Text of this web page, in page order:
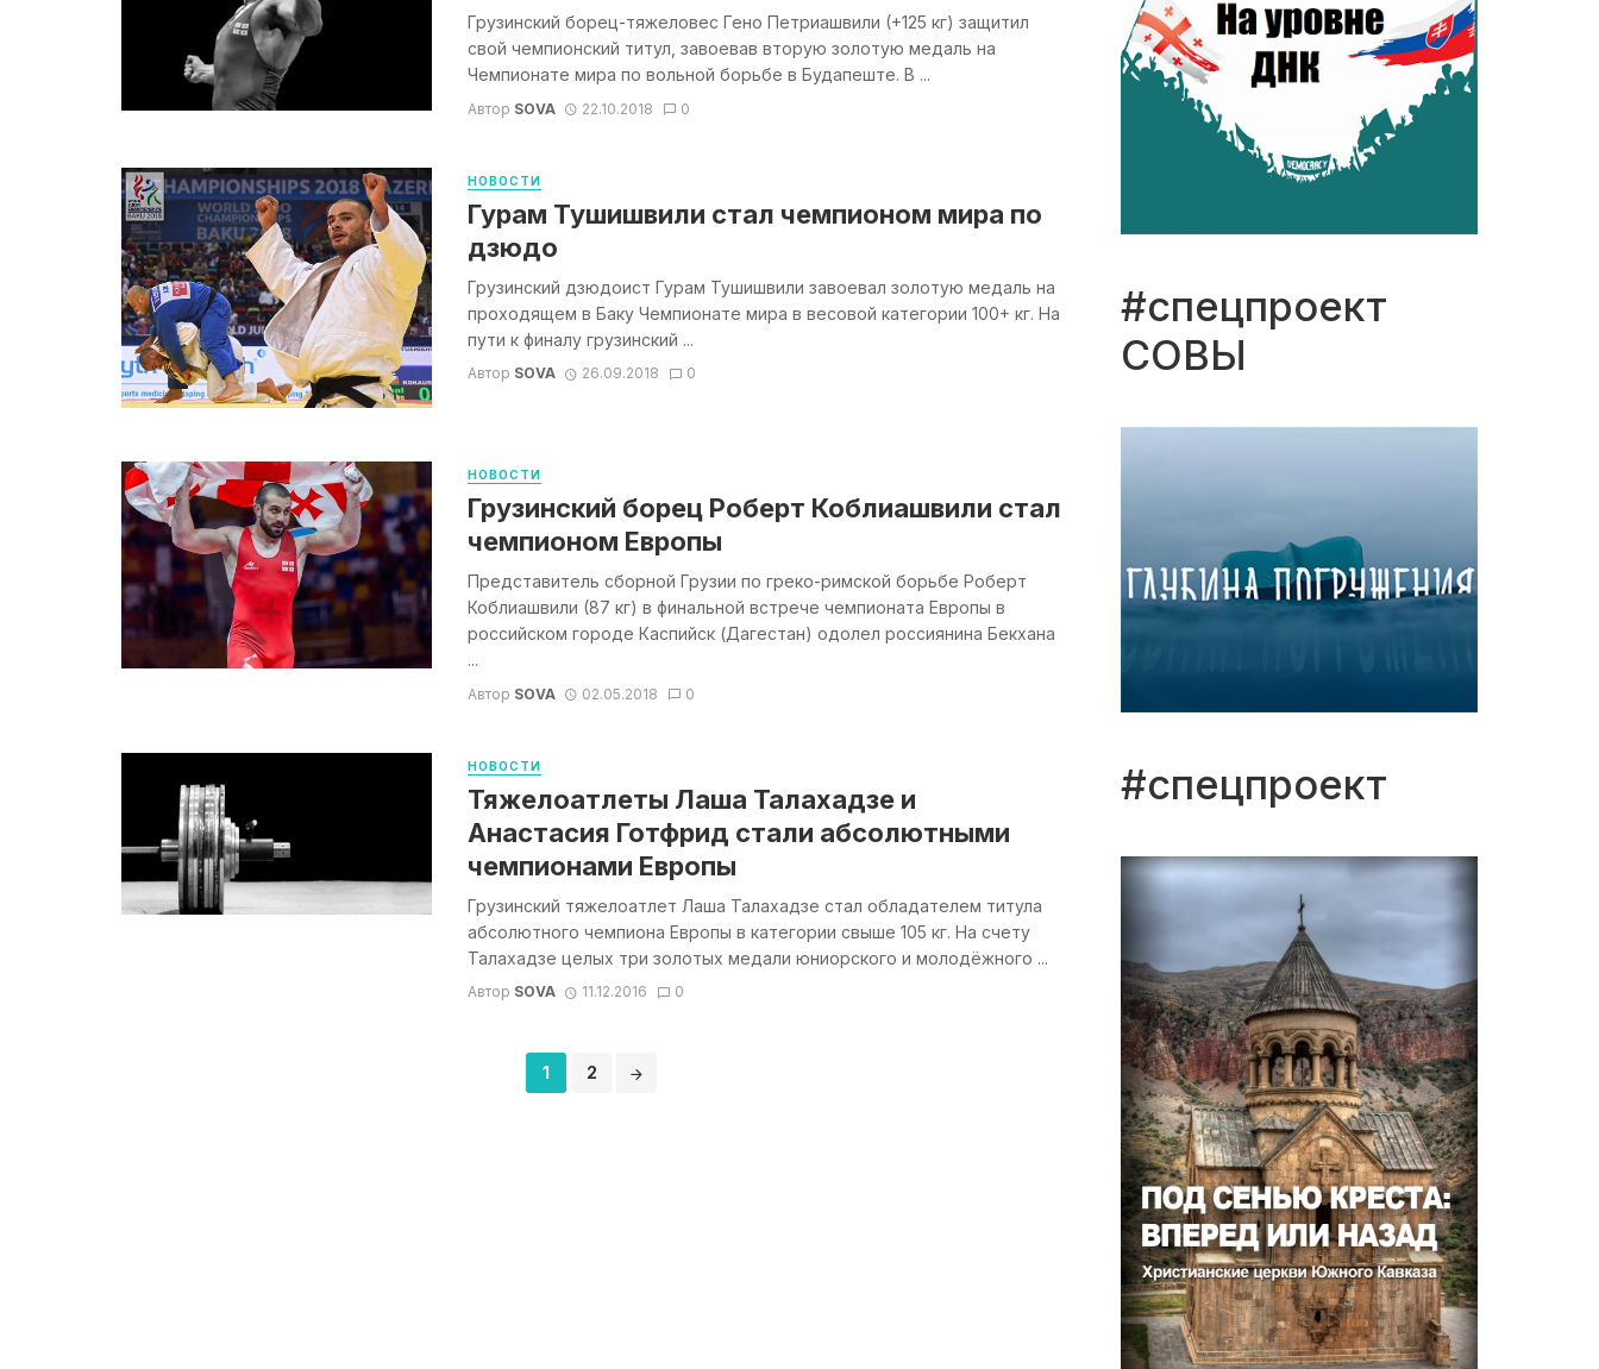
Грузинский борец-тяжеловес Гено Петриашвили (+125 кг) защитил
свой чемпионский титул, завоевав вторую золотую медаль на
Чемпионате мира по вольной борьбе в Будапеште. В ...
Автор SOVA 22.10.2018 0
НОВОСТИ
Гурам Тушишвили стал чемпионом мира по
дзюдо
Грузинский дзюдоист Гурам Тушишвили завоевал золотую медаль на
проходящем в Баку Чемпионате мира в весовой категории 100+ кг. На
пути к финалу грузинский ...
Автор SOVA 26.09.2018 0
НОВОСТИ
Грузинский борец Роберт Коблиашвили стал
чемпионом Европы
Представитель сборной Грузии по греко-римской борьбе Роберт
Коблиашвили (87 кг) в финальной встрече чемпионата Европы в
российском городе Каспийск (Дагестан) одолел россиянина Бекхана
...
Автор SOVA 02.05.2018 0
НОВОСТИ
Тяжелоатлеты Лаша Талахадзе и
Анастасия Готфрид стали абсолютными
чемпионами Европы
Грузинский тяжелоатлет Лаша Талахадзе стал обладателем титула
абсолютного чемпиона Европы в категории свыше 105 кг. На счету
Талахадзе целых три золотых медали юниорского и молодёжного ...
Автор SOVA 11.12.2016 0
1 2
#спецпроект
СОВЫ
#спецпроект